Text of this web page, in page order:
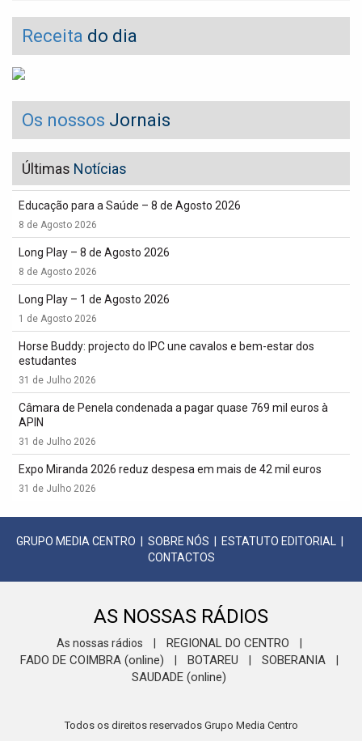
Receita do dia
Os nossos Jornais
Últimas Notícias
Educação para a Saúde – 8 de Agosto 2026
8 de Agosto 2026
Long Play – 8 de Agosto 2026
8 de Agosto 2026
Long Play – 1 de Agosto 2026
1 de Agosto 2026
Horse Buddy: projecto do IPC une cavalos e bem-estar dos
estudantes
31 de Julho 2026
Câmara de Penela condenada a pagar quase 769 mil euros à
APIN
31 de Julho 2026
Expo Miranda 2026 reduz despesa em mais de 42 mil euros
31 de Julho 2026
GRUPO MEDIA CENTRO SOBRE NÓS ESTATUTO EDITORIAL
CONTACTOS
AS NOSSAS RÁDIOS
As nossas rádios REGIONAL DO CENTRO
FADO DE COIMBRA (online) BOTAREU SOBERANIA
SAUDADE (online)
Todos os direitos reservados Grupo Media Centro